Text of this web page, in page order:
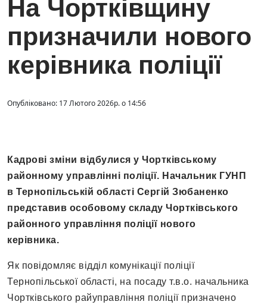
На Чортківщину
призначили нового
керівника поліції
Опубліковано: 17 Лютого 2026р. о 14:56
Кадрові зміни відбулися у Чортківському
районному управлінні поліції. Начальник ГУНП
в Тернопільській області Сергій Зюбаненко
представив особовому складу Чортківського
районного управління поліції нового
керівника.
Як повідомляє відділ комунікації поліції
Тернопільської області, на посаду т.в.о. начальника
Чортківського райуправління поліції призначено